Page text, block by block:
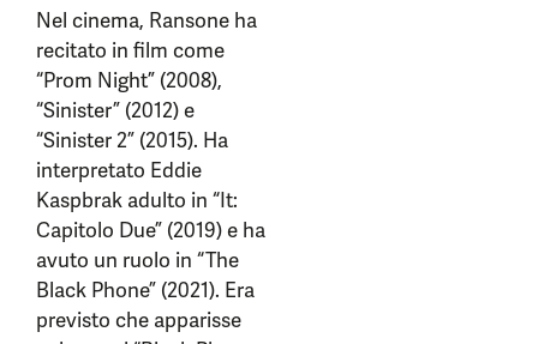
Nel cinema, Ransone ha
recitato in film come
“Prom Night” (2008),
“Sinister” (2012) e
“Sinister 2” (2015). Ha
interpretato Eddie
Kaspbrak adulto in “It:
Capitolo Due” (2019) e ha
avuto un ruolo in “The
Black Phone” (2021). Era
previsto che apparisse